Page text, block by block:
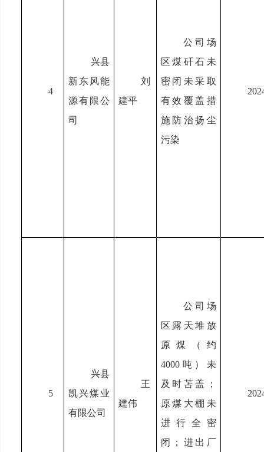
4
兴县
新东风能
源有限公
司
刘
建平
公司场
区煤矸石未
密闭未采取
有效覆盖措
施防治扬尘
污染
5
兴县
凯兴煤业
有限公司
王
建伟
公司场
区露天堆放
原煤（约
4000吨）未
及时苫盖；
原煤大棚未
进行全密
闭；进出厂